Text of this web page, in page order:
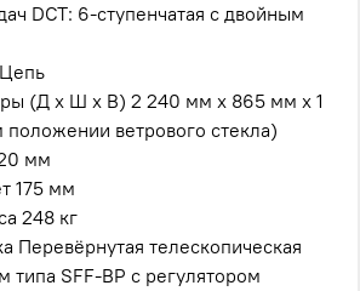
DCT: 6-ступенчатая с двойным
(Д х Ш х В) 2 240 мм x 865 мм x 1
ветрового стекла)
мм
175 мм
248 кг
Перевёрнутая телескопическая
типа SFF-BP с регулятором